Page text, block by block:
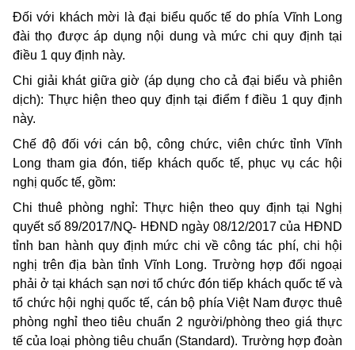
Đối với khách mời là đại biểu quốc tế do phía Vĩnh Long
đài thọ được áp dụng nội dung và mức chi quy định tại
điều 1 quy định này.
Chi giải khát giữa giờ (áp dụng cho cả đại biểu và phiên
dịch): Thực hiện theo quy định tại điểm f điều 1 quy định
này.
Chế độ đối với cán bộ, công chức, viên chức tỉnh Vĩnh
Long tham gia đón, tiếp khách quốc tế, phục vụ các hội
nghị quốc tế, gồm:
Chi thuê phòng nghỉ: Thực hiện theo quy định tại Nghị
quyết số 89/2017/NQ- HĐND ngày 08/12/2017 của HĐND
tỉnh ban hành quy định mức chi về công tác phí, chi hội
nghị trên địa bàn tỉnh Vĩnh Long. Trường hợp đối ngoại
phải ở tại khách sạn nơi tổ chức đón tiếp khách quốc tế và
tổ chức hội nghị quốc tế, cán bộ phía Việt Nam được thuê
phòng nghỉ theo tiêu chuẩn 2 người/phòng theo giá thực
tế của loại phòng tiêu chuẩn (Standard). Trường hợp đoàn